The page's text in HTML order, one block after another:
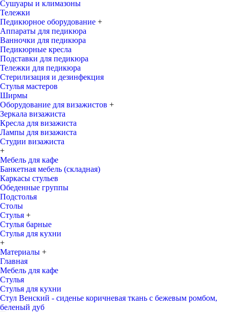
Сушуары и климазоны
Тележки
Педикюрное оборудование +
Аппараты для педикюра
Ванночки для педикюра
Педикюрные кресла
Подставки для педикюра
Тележки для педикюра
Стерилизация и дезинфекция
Стулья мастеров
Ширмы
Оборудование для визажистов +
Зеркала визажиста
Кресла для визажиста
Лампы для визажиста
Студии визажиста
+
Мебель для кафе
Банкетная мебель (складная)
Каркасы стульев
Обеденные группы
Подстолья
Столы
Стулья +
Стулья барные
Стулья для кухни
+
Материалы +
Главная
Мебель для кафе
Стулья
Стулья для кухни
Стул Венский - сиденье коричневая ткань с бежевым ромбом,
беленый дуб